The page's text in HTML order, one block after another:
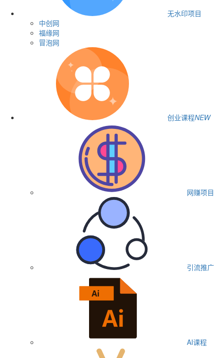
无水印项目
中创网
福缘网
冒泡网
创业课程NEW
网赚项目
引流推广
AI课程